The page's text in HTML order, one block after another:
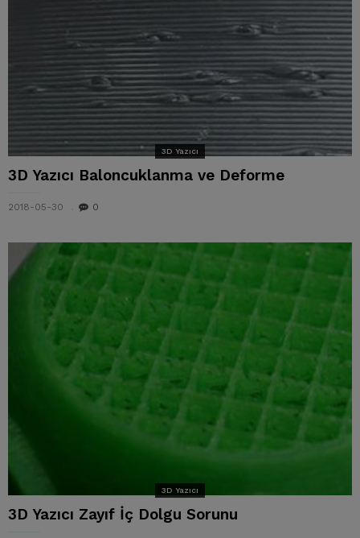
3D Yazıcı
3D Yazıcı Baloncuklanma ve Deforme
2018-05-30 0
3D Yazıcı
3D Yazıcı Zayıf İç Dolgu Sorunu